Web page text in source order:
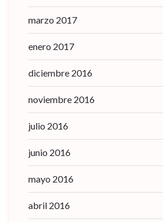
marzo 2017
enero 2017
diciembre 2016
noviembre 2016
julio 2016
junio 2016
mayo 2016
abril 2016